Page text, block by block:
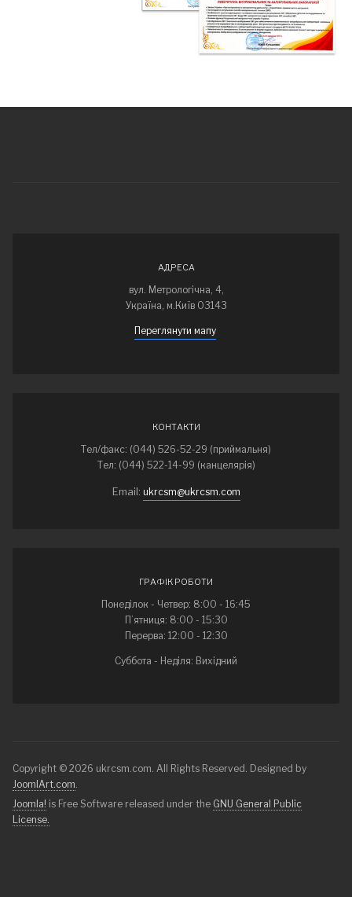
АДРЕСА
вул. Метрологічна, 4,
Україна, м.Київ 03143
Переглянути мапу
КОНТАКТИ
Тел/факс: (044) 526-52-29 (приймальня)
Тел: (044) 522-14-99 (канцелярія)
Email: ukrcsm@ukrcsm.com
ГРАФІК РОБОТИ
Понеділок - Четвер: 8:00 - 16:45
П’ятниця: 8:00 - 15:30
Перерва: 12:00 - 12:30
Суббота - Неділя: Вихідний
Copyright © 2026 ukrcsm.com. All Rights Reserved. Designed by
JoomlArt.com.
Joomla! is Free Software released under the GNU General Public
License.